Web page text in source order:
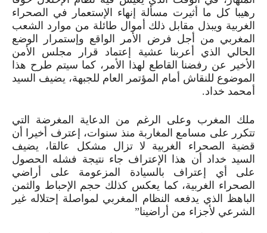
رهيبا كل ما أثيرت مسألة إنهاء الإستعمار في الصحراء
الغربية ويبذل مقابل ذلك أموال طائلة من موارد الشعب
المغربي من أجل فرض الأمر الواقع وإستمرار الوضع
الحالي الذي أعربنا عشية إعتماد قرار مجلس الأمن
الأخير عن رفضنا القاطع لهذا الأمر، كما سيتم طرح هذا
الموضوع للنقاش أمام المؤتمر العام للجبهة، يضيف السيد
أمحمد خداد.
ملك المغرب وعلى الرغم من الدعاية المغرضة التي
تتكرر على مسامع المغاربة منذ سنوات، إعترف أخيرا أن
قضية الصحراء الغربية لا تزال مشكل عالقا، يضيف
السيد خداد أن هذا الإعتراف جاء نتيجة فشله الحصول
على أي إعتراف بالسيادة المزعومة على أراضي
الصحراء الغربية، كما يعكس كذلك حجم الإحباط والثمن
الباهظ الذي يدفعه النظام المغربي لمواصلة إحتلاله غير
الشرعي لأجزاء من أراضينا”